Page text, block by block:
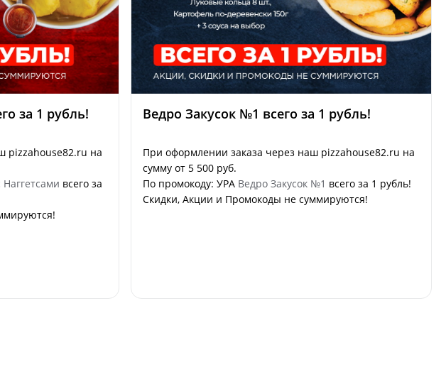
за 1 рубль!
pizzahouse82.ru на
всего за
Ведро Закусок №1 всего за 1 рубль!
При оформлении заказа через наш pizzahouse82.ru на
сумму от 5 500 руб.
По промокоду: УРА Ведро Закусок №1 всего за 1 рубль!
Скидки, Акции и Промокоды не суммируются!